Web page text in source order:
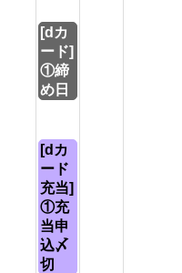
土
曜
日,
8
2026
[dカ
ード]
①締
め日
土
曜
日,
8
月
15th
2026
[dカ
ード
充当]
①充
当申
込〆
切